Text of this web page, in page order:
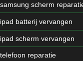
samsung scherm
ipad batterij vervangen
ipad scherm vervangen
telefoon reparatie